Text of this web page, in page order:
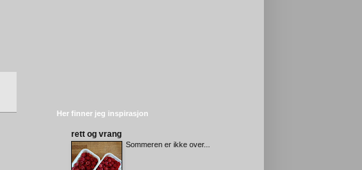
Her finner jeg inspirasjon
rett og vrang
Sommeren er ikke over...